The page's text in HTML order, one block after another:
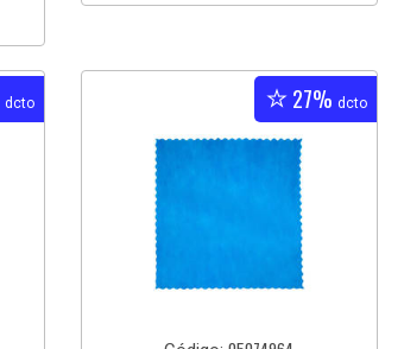
dcto 27% dcto